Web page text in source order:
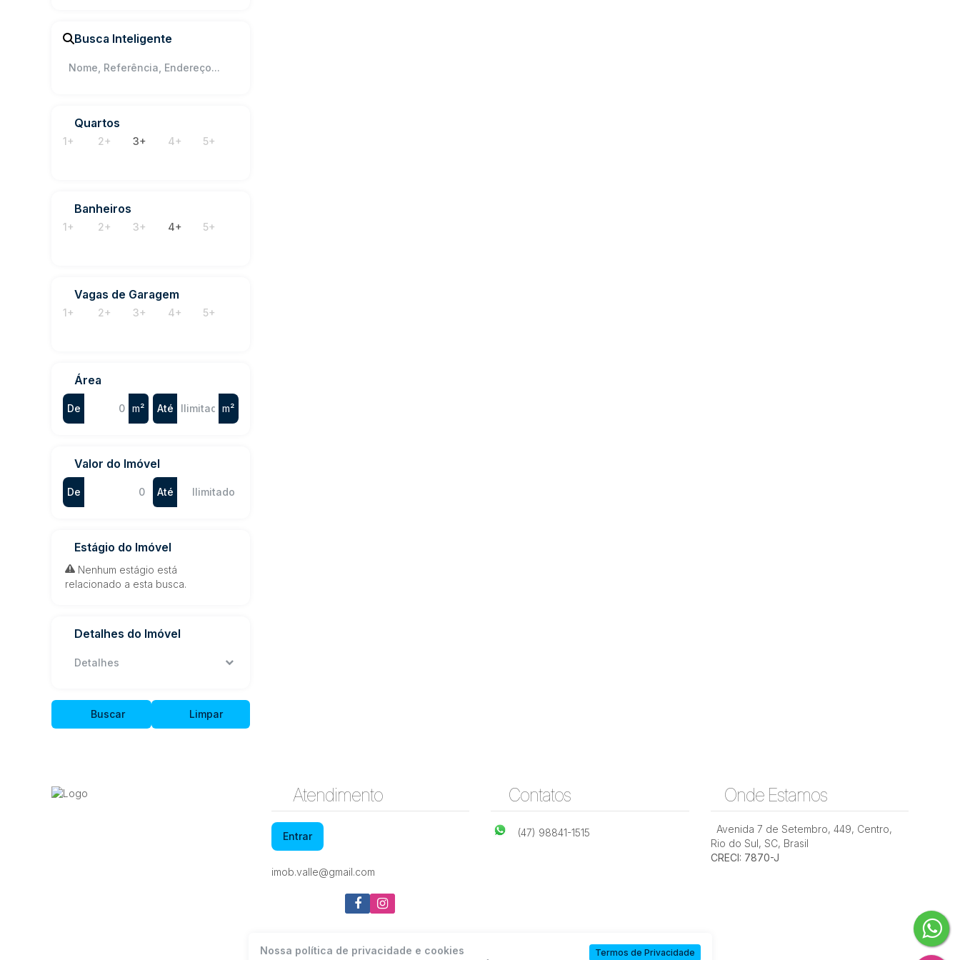
Nossa política de privacidade e cookies Termos de Privacidade
Anta Gorda (1)
Busca Inteligente
Quartos
1+ 2+ 3+ 4+ 5+
Banheiros
1+ 2+ 3+ 4+ 5+
Vagas de Garagem
1+ 2+ 3+ 4+ 5+
Área
De m² Até m²
Valor do Imóvel
De Até
Estágio do Imóvel
Nenhum estágio está
relacionado a esta busca.
Detalhes do Imóvel
Detalhes
Buscar Limpar
Atendimento
Entrar
imob.valle@gmail.com
Contatos
(47) 98841-1515
Onde Estamos
Avenida 7 de Setembro, 449, Centro,
Rio do Sul, SC, Brasil
CRECI: 7870-J